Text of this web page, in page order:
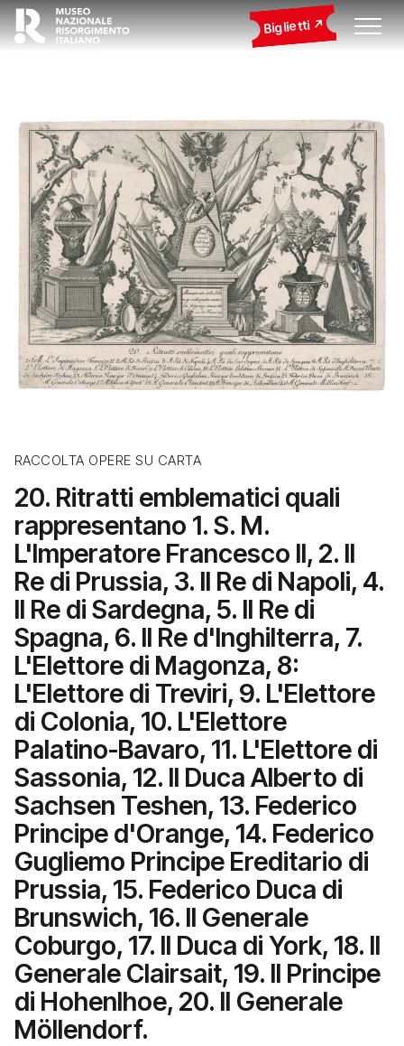
Biglietti
RACCOLTA OPERE SU CARTA
20. Ritratti emblematici quali
rappresentano 1. S. M.
L'Imperatore Francesco II, 2. Il
Re di Prussia, 3. Il Re di Napoli, 4.
Il Re di Sardegna, 5. Il Re di
Spagna, 6. Il Re d'Inghilterra, 7.
L'Elettore di Magonza, 8:
L'Elettore di Treviri, 9. L'Elettore
di Colonia, 10. L'Elettore
Palatino-Bavaro, 11. L'Elettore di
Sassonia, 12. Il Duca Alberto di
Sachsen Teshen, 13. Federico
Principe d'Orange, 14. Federico
Gugliemo Principe Ereditario di
Prussia, 15. Federico Duca di
Brunswich, 16. Il Generale
Coburgo, 17. Il Duca di York, 18. Il
Generale Clairsait, 19. Il Principe
di Hohenlhoe, 20. Il Generale
Möllendorf.